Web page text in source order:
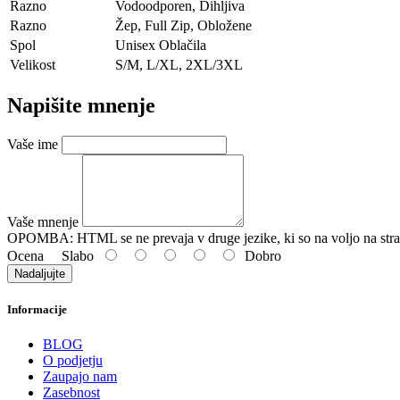
Razno
Vodoodporen, Dihljiva
Razno
Žep, Full Zip, Obložene
Spol
Unisex Oblačila
Velikost
S/M, L/XL, 2XL/3XL
Napišite mnenje
Vaše ime
Vaše mnenje
OPOMBA: HTML se ne prevaja v druge jezike, ki so na voljo na
Ocena Slabo Dobro
Nadaljujte
Informacije
BLOG
O podjetju
Zaupajo nam
Zasebnost